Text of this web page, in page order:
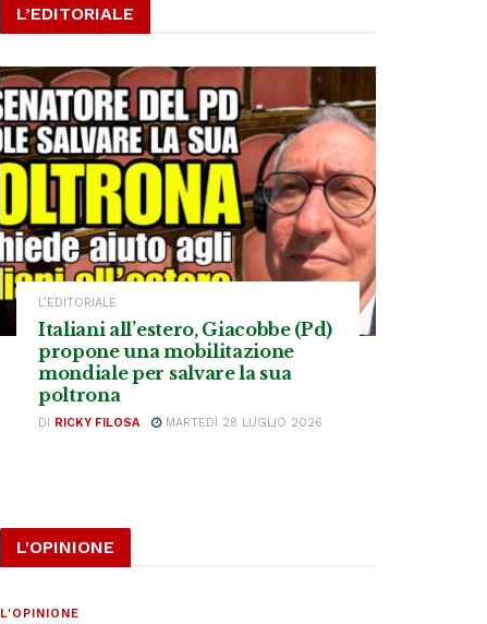
L’EDITORIALE
L’EDITORIALE
Italiani all’estero, Giacobbe (Pd)
propone una mobilitazione
mondiale per salvare la sua
poltrona
DI RICKY FILOSA MARTEDÌ 28 LUGLIO 2026
L'OPINIONE
L'OPINIONE